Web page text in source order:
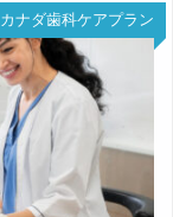
カナダ歯科ケアプラン